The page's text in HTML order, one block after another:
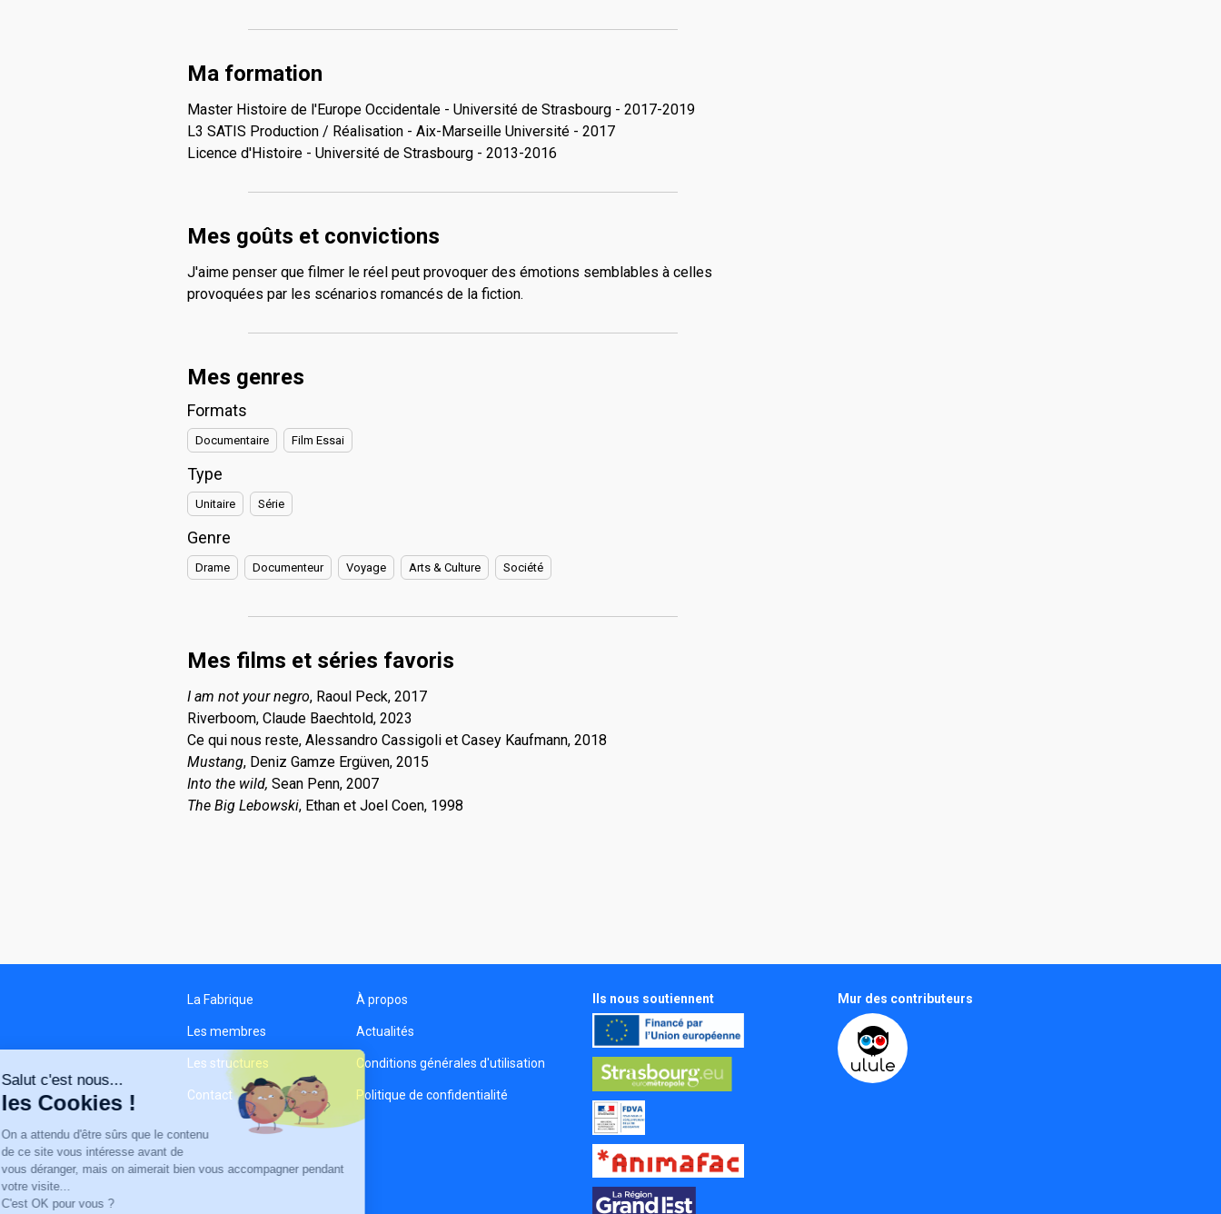
Ma formation
Master Histoire de l'Europe Occidentale - Université de Strasbourg - 2017-2019
L3 SATIS Production / Réalisation - Aix-Marseille Université - 2017
Licence d'Histoire - Université de Strasbourg - 2013-2016
Mes goûts et convictions
J'aime penser que filmer le réel peut provoquer des émotions semblables à celles
provoquées par les scénarios romancés de la fiction.
Mes genres
Formats
Documentaire Film Essai
Type
Unitaire Série
Genre
Drame Documenteur Voyage Arts & Culture Société
Mes films et séries favoris
I am not your negro, Raoul Peck, 2017
Riverboom, Claude Baechtold, 2023
Ce qui nous reste, Alessandro Cassigoli et Casey Kaufmann, 2018
Mustang, Deniz Gamze Ergüven, 2015
Into the wild, Sean Penn, 2007
The Big Lebowski, Ethan et Joel Coen, 1998
La Fabrique
Les membres
Les structures
Contact
À propos
Actualités
Conditions générales d'utilisation
Politique de confidentialité
Ils nous soutiennent Mur des contributeurs
Salut c'est nous...
les Cookies !
On a attendu d'être sûrs que le contenu
de ce site vous intéresse avant de
vous déranger, mais on aimerait bien vous accompagner pendant
votre visite...
C'est OK pour vous ?